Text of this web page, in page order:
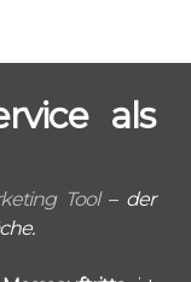
als
Tool– der